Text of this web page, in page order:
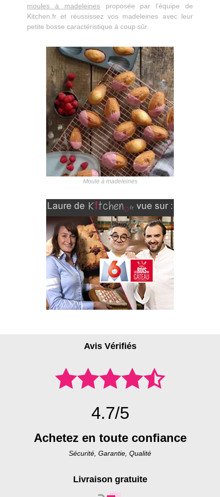
Moule à madeleines
moules à madeleinesproposée par l’équipe de
Kitchen.fr et réussissez vos madeleines avec leur
petite bosse caractéristique à coup sûr.
Avis Vérifiés
4.7/5
Achetez en toute confiance
Sécurité, Garantie, Qualité
Livraison gratuite